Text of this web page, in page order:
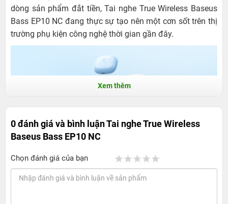
dòng sản phẩm đắt tiền, Tai nghe True Wireless Baseus
Bass EP10 NC đang thực sự tạo nên một cơn sốt trên thị
trường phụ kiện công nghệ thời gian gần đây.
Tai nghe True Wireless Baseus Bass EP10
NC: Chống ồn chủ động đỉnh cao, Âm Bass
bùng nổ cảm xúc
Xem thêm
0 đánh giá và bình luậnTai nghe True Wireless
Baseus Bass EP10 NC
Chọn đánh giá của bạn